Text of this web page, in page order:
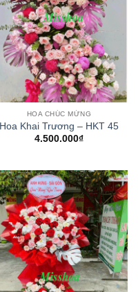
HOA CHÚC MỪNG
Hoa Khai Trương – HKT 45
4.500.000₫